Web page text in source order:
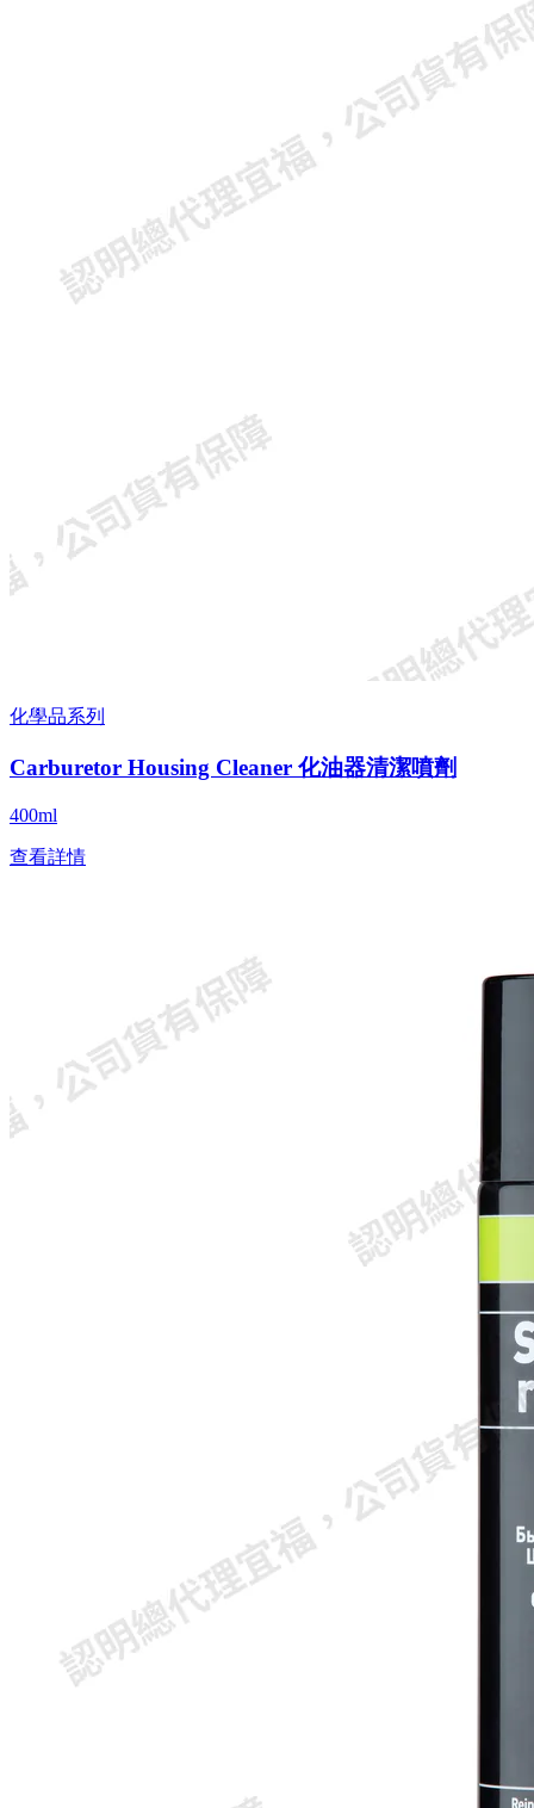
化學品系列
Carburetor Housing Cleaner 化油器清潔噴劑
400ml
查看詳情